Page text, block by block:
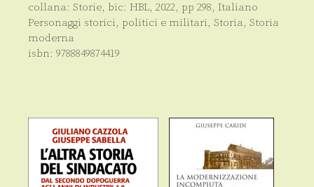
collana: Storie, bic: HBL, 2022, pp 298, Italiano
Personaggi storici, politici e militari, Storia, Storia
moderna
isbn: 9788849874419